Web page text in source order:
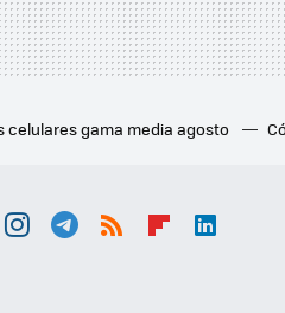
celulares gama media agosto